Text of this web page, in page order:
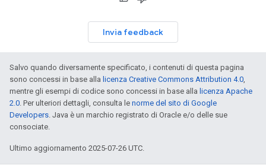
Invia feedback
Salvo quando diversamente specificato, i contenuti di questa pagina
sono concessi in base alla licenza Creative Commons Attribution 4.0,
mentre gli esempi di codice sono concessi in base alla licenza Apache
2.0. Per ulteriori dettagli, consulta le norme del sito di Google
Developers. Java è un marchio registrato di Oracle e/o delle sue
consociate.
Ultimo aggiornamento 2025-07-26 UTC.